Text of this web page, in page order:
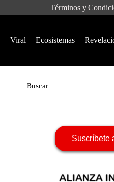
Términos y
Viral Ecosistemas
Buscar
Suscríbete